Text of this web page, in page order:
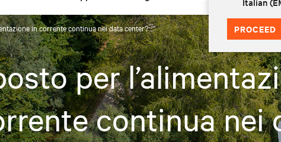
PROCEED
in corrente continua nei data center?
per
continua nei